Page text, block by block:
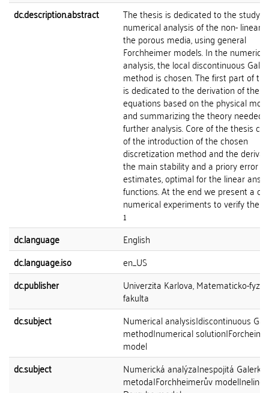
dc.description.abstract
The thesis is dedicated to the study
numerical analysis of the non- linear
the porous media, using general
Forchheimer models. In the numerical
analysis, the local discontinuous
method is chosen. The first part of
is dedicated to the derivation of the
equations based on the physical
and summarizing the theory needed
further analysis. Core of the thesis
of the introduction of the chosen
discretization method and the
the main stability and a priory error
estimates, optimal for the linear
functions. At the end we present a
numerical experiments to verify the
1
dc.language
English
dc.language.iso
en_US
dc.publisher
Univerzita Karlova, Matematicko-
fakulta
dc.subject
Numerical analysis|discontinuous
method|numerical
model
dc.subject
Numerická analýza|nespojitá
metoda|Forchheimerův